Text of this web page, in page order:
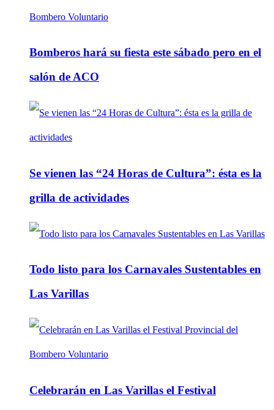
Bomberos hará su fiesta este sábado pero en el
salón de ACO
Se vienen las “24 Horas de Cultura”: ésta es la
grilla de actividades
Todo listo para los Carnavales Sustentables en
Las Varillas
Celebrarán en Las Varillas el Festival